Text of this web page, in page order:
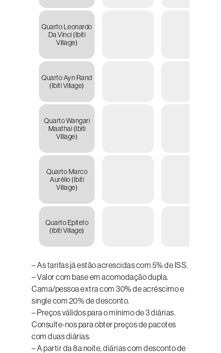
Quarto Leonardo
Da Vinci (Ibiti
Village)
Quarto Ayn Rand
(Ibiti Village)
Quarto Wangari
Maathai (Ibiti
Village)
Quarto Marco
Aurélio (Ibiti
Village)
Quarto Epiteto
(Ibiti Village)
– As tarifas já estão acrescidas com 5% de ISS.
– Valor com base em acomodação dupla.
Cama/pessoa extra com 30% de acréscimo e
single com 20% de desconto.
– Preços válidos para o mínimo de 3 diárias.
Consulte-nos para obter preços de pacotes
com duas diárias.
– A partir da 8a noite, diárias com desconto de